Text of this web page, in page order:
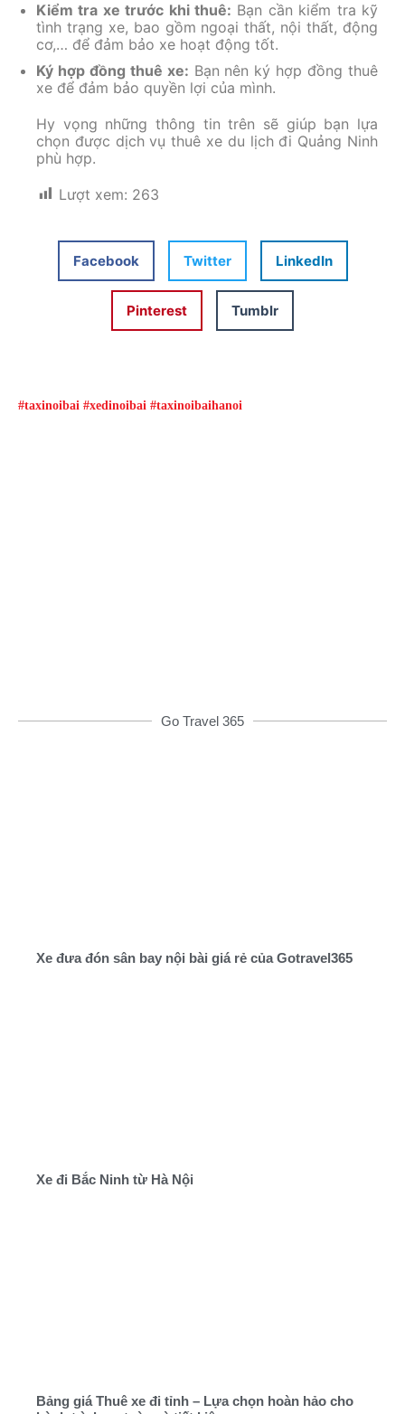
Kiểm tra xe trước khi thuê: Bạn cần kiểm tra kỹ
tình trạng xe, bao gồm ngoại thất, nội thất, động
cơ,… để đảm bảo xe hoạt động tốt.
Ký hợp đồng thuê xe: Bạn nên ký hợp đồng thuê
xe để đảm bảo quyền lợi của mình.
Hy vọng những thông tin trên sẽ giúp bạn lựa
chọn được dịch vụ thuê xe du lịch đi Quảng Ninh
phù hợp.
Lượt xem: 263
Facebook Twitter LinkedIn
Pinterest Tumblr
#taxinoibai #xedinoibai #taxinoibaihanoi
Go Travel 365
Xe đưa đón sân bay nội bài giá rẻ của Gotravel365
Xe đi Bắc Ninh từ Hà Nội
Bảng giá Thuê xe đi tỉnh – Lựa chọn hoàn hảo cho